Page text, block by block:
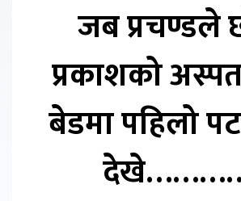
जब प्रचण्डले
प्रकाशको
बेडमा पहिलो